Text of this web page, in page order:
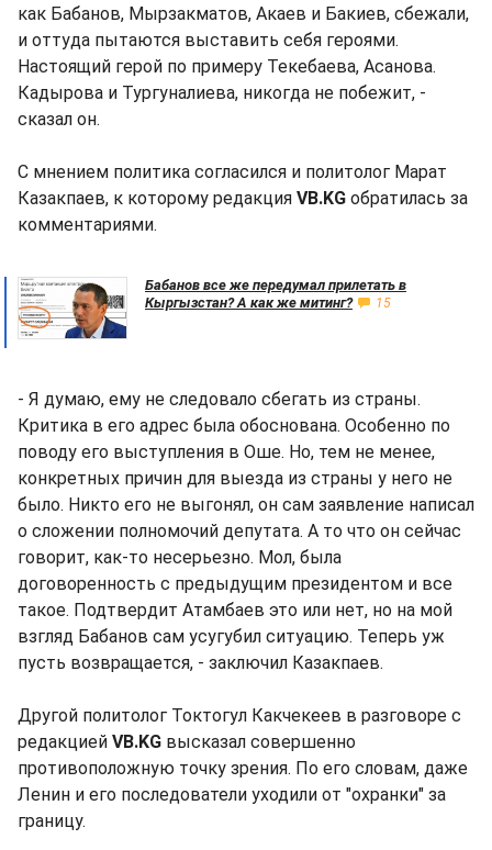
как Бабанов, Мырзакматов, Акаев и Бакиев, сбежали,
и оттуда пытаются выставить себя героями.
Настоящий герой по примеру Текебаева, Асанова.
Кадырова и Тургуналиева, никогда не побежит, -
сказал он.
С мнением политика согласился и политолог Марат
Казакпаев, к которому редакция VB.KG обратилась за
комментариями.
Бабанов все же передумал прилетать в
Кыргызстан? А как же митинг?
15
- Я думаю, ему не следовало сбегать из страны.
Критика в его адрес была обоснована. Особенно по
поводу его выступления в Оше. Но, тем не менее,
конкретных причин для выезда из страны у него не
было. Никто его не выгонял, он сам заявление написал
о сложении полномочий депутата. А то что он сейчас
говорит, как-то несерьезно. Мол, была
договоренность с предыдущим президентом и все
такое. Подтвердит Атамбаев это или нет, но на мой
взгляд Бабанов сам усугубил ситуацию. Теперь уж
пусть возвращается, - заключил Казакпаев.
Другой политолог Токтогул Какчекеев в разговоре с
редакцией VB.KG высказал совершенно
противоположную точку зрения. По его словам, даже
Ленин и его последователи уходили от "охранки" за
границу.